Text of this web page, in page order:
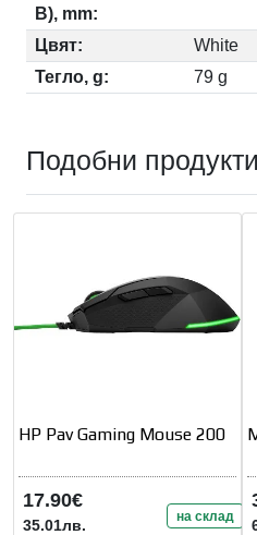
В), mm:
Цвят:
White
Тегло, g:
79 g
Подобни продукти
HP Pav Gaming Mouse 200
17.90€
35.01лв. на склад